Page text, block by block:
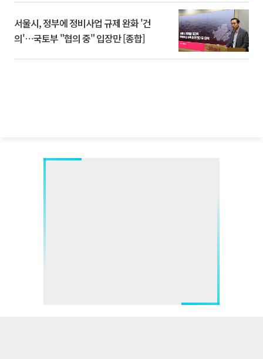
서울시, 정부에 정비사업 규제 완화 '건
의'⋯국토부 "협의 중" 입장만 [종합]